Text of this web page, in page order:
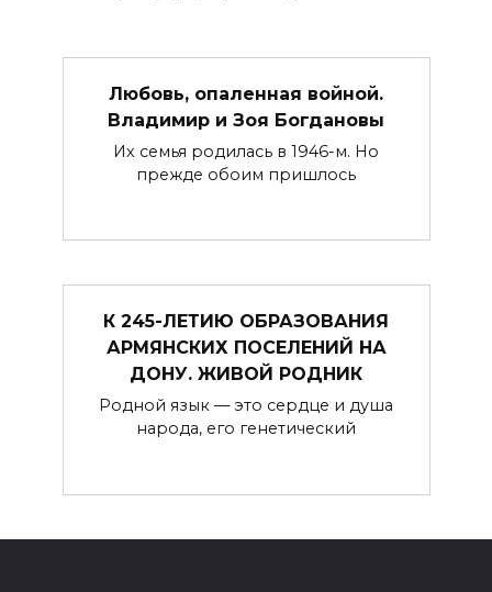
Любовь, опаленная войной.
Владимир и Зоя Богдановы
Их семья родилась в 1946-м. Но
прежде обоим при­шлось
К 245-ЛЕТИЮ ОБРАЗОВАНИЯ
АРМЯНСКИХ ПОСЕЛЕНИЙ НА
ДОНУ. ЖИВОЙ РОДНИК
Родной язык — это сердце и душа
народа, его генетический